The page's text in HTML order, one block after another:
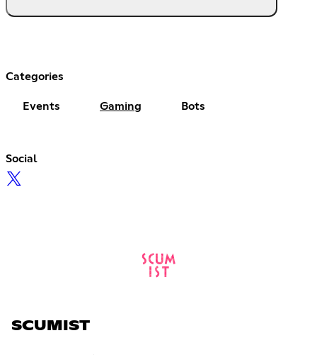
Categories
Events Gaming Bots
Social
SCUMIST